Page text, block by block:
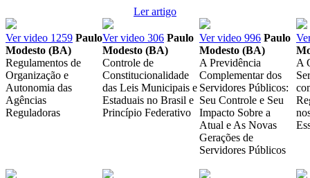
Ler artigo
Ver video 1259 Paulo
Modesto (BA)
Regulamentos de
Organização e
Autonomia das
Agências
Reguladoras
Ver video 306 Paulo
Modesto (BA)
Controle de
Constitucionalidade
das Leis Municipais e
Estaduais no Brasil e
Princípio Federativo
Ver video 996 Paulo
Modesto (BA)
A Previdência
Complementar dos
Servidores Públicos:
Seu Controle e Seu
Impacto Sobre a
Atual e As Novas
Gerações de
Servidores Públicos
A